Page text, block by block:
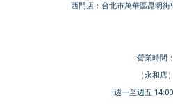
西門店：台北市萬華區昆明街
營業時間：
（永和店）
週一至週五